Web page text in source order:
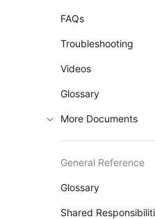
FAQs
Troubleshooting
Videos
Glossary
More Documents
General Reference
Glossary
Shared